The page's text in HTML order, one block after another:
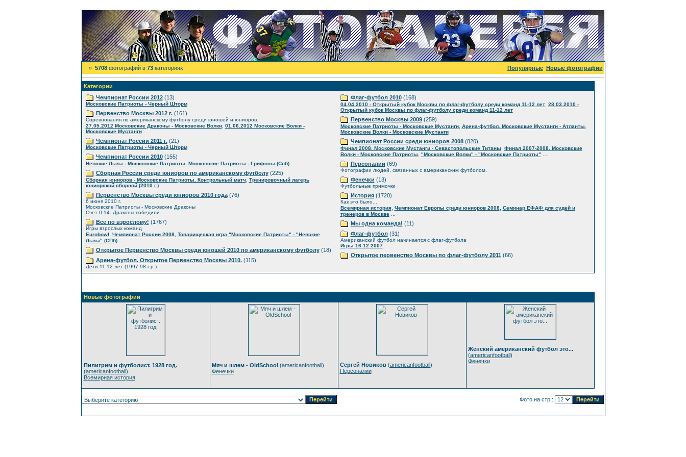
» 5708фотографий в 73категориях. Популярные Новые фотографии
Категории
Чемпионат России 2012(13)
Московские Патриоты - Черный Шторм
Первенство Москвы 2012 г.(161)
Соревнования по американскому футболу среди юношей и юниоров.
27.05.2012 Московские Драконы - Московские Волки, 01.06.2012 Московские Волки -
Московские Мустанги
Чемпионат России 2011 г.(21)
Московские Патриоты - Черный Шторм
Чемпионат России 2010(155)
Невские Львы - Московские Патриоты Московские Патриоты - Грифоны (Спб)
Сборная России среди юниоров по американскому футболу(225)
Сборная юниоров - Московские Патриоты. Контрольный матч, Тренировочный лагерь
юниорской сборной (2010 г.)
Первенство Москвы среди юниоров 2010 года(76)
6 июня 2010 г.
Московские Патриоты - Московские Драконы
Счет 0:14. Драконы победили.
Все по взрослому! (1767)
Игры взрослых команд
Eurobowl
Чемпионат России 2008, Товарищеская игра "Московские Патриоты" - "Невские
Львы" (СПб)...
Открытое Первенство Москвы среди юношей 2010 по американскому футболу(18)
Арена-футбол. Открытое Первенство Москвы 2010.(115)
Дети 11-12 лет (1997-98 г.р.)
Флаг-футбол 2010(168)
04.04.2010 - Открытый кубок Москвы по флаг-футболу среди команд 11-12 лет, 28.03.2010 -
Открытый кубок Москвы по флаг-футболу среди команд 11-12 лет
Первенство Москвы 2009(259)
Московские Патриоты - Московские Мустанги, Арена-футбол. Московские Мустанги - Атланты
Московские Волки - Московские Мустанги
Чемпионат России среди юниоров 2008(820)
Финал 2008. Московские Мустанги - Севастопольские Титаны
Финал 2007-2008. Московские
Волки - Московские Патриоты
"Московские Волки" - "Московские Патриоты"
Персоналии (69)
Фотографии людей, связанных с американским футболом.
Фенечки (13)
Футбольные примочки
История(1720)
Как это было...
Всемирная история, Чемпионат Европы среди юниоров 2008, Семинар ЕФАФ для судей и
тренеров в Москве...
Мы одна команда! (11)
Флаг-футбол(31)
Американский футбол начинается с флаг-футбола
Игры 16.12.2007
Открытое первенство Москвы по флаг-футболу 2011(66)
Новые фотографии
Пилигрим и футболист. 1928 год.
(americanfootball)
Всемирная история
Мяч и шлем - OldSchool(americanfootball)
Фенечки
Сергей Новиков(americanfootball)
Персоналии
Женский американский футбол это...
(americanfootball)
Фенечки
Фото на стр.: